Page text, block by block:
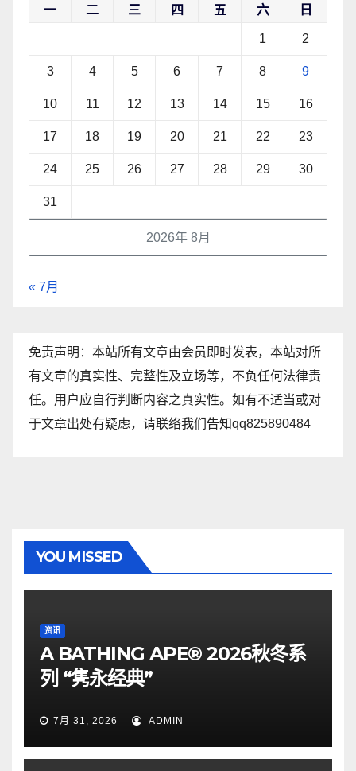
2026年 8月
一 二 三 四 五 六 日
1 2
3 4 5 6 7 8 9
10 11 12 13 14 15 16
17 18 19 20 21 22 23
24 25 26 27 28 29 30
31
« 7月
免责声明：本站所有文章由会员即时发表，本站对所
有文章的真实性、完整性及立场等，不负任何法律责
任。用户应自行判断内容之真实性。如有不适当或对
于文章出处有疑虑，请联络我们告知qq825890484
YOU MISSED
资讯
A BATHING APE® 2026秋冬系
列 “隽永经典”
7月 31, 2026 ADMIN